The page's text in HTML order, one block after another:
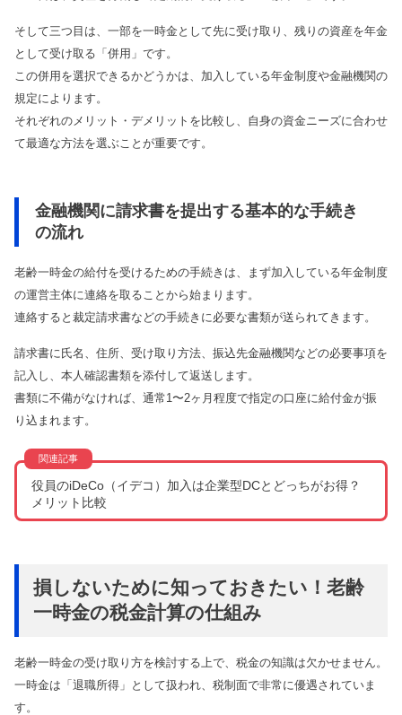
そして三つ目は、一部を一時金として先に受け取り、残りの資産を年金
として受け取る「併用」です。
この併用を選択できるかどうかは、加入している年金制度や金融機関の
規定によります。
それぞれのメリット・デメリットを比較し、自身の資金ニーズに合わせ
て最適な方法を選ぶことが重要です。
金融機関に請求書を提出する基本的な手続き
の流れ
老齢一時金の給付を受けるための手続きは、まず加入している年金制度
の運営主体に連絡を取ることから始まります。
連絡すると裁定請求書などの手続きに必要な書類が送られてきます。
請求書に氏名、住所、受け取り方法、振込先金融機関などの必要事項を
記入し、本人確認書類を添付して返送します。
書類に不備がなければ、通常1〜2ヶ月程度で指定の口座に給付金が振
り込まれます。
役員のiDeCo（イデコ）加入は企業型DCとどっちがお得？
メリット比較
損しないために知っておきたい！老齢
一時金の税金計算の仕組み
老齢一時金の受け取り方を検討する上で、税金の知識は欠かせません。
一時金は「退職所得」として扱われ、税制面で非常に優遇されていま
す。